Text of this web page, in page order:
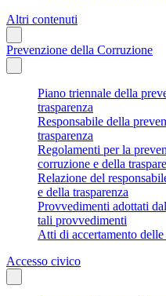
Altri contenuti
Prevenzione della Corruzione
Piano triennale della
trasparenza
Responsabile della
trasparenza
Regolamenti per la
corruzione e della
Relazione del
e della trasparenza
Provvedimenti adottati
tali provvedimenti
Atti di accertamento
Accesso civico